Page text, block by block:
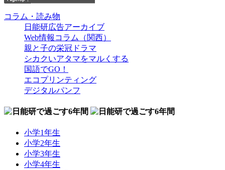
コラム・読み物
日能研広告アーカイブ
Web情報コラム（関西）
親と子の栄冠ドラマ
シカクいアタマをマルくする
国語でGO！
エコプリンティング
デジタルパンフ
小学1年生
小学2年生
小学3年生
小学4年生